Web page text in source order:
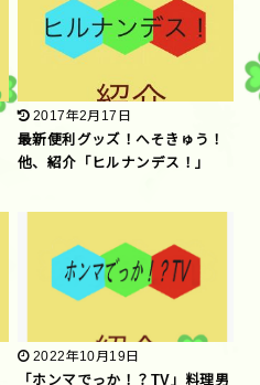
2017年2月17日
最新便利グッズ！へそきゅう！
他、紹介「ヒルナンデス！」
2022年10月19日
「ホンマでっか！？TV」料理男